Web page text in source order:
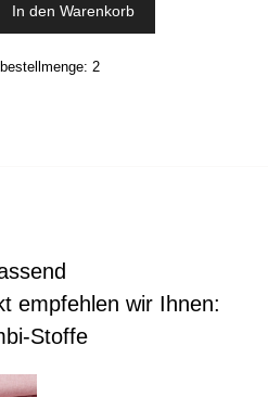
In den Warenkorb
2
empfehlen wir Ihnen:
Stoffe